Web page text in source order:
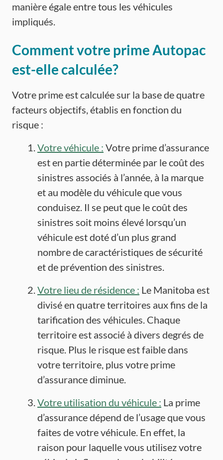
manière égale entre tous les véhicules
impliqués.
Comment votre prime Autopac
est-elle calculée?
Votre prime est calculée sur la base de quatre
facteurs objectifs, établis en fonction du
risque :
Votre véhicule : Votre prime d’assurance
est en partie déterminée par le coût des
sinistres associés à l’année, à la marque
et au modèle du véhicule que vous
conduisez. Il se peut que le coût des
sinistres soit moins élevé lorsqu’un
véhicule est doté d’un plus grand
nombre de caractéristiques de sécurité
et de prévention des sinistres.
Votre lieu de résidence : Le Manitoba est
divisé en quatre territoires aux fins de la
tarification des véhicules. Chaque
territoire est associé à divers degrés de
risque. Plus le risque est faible dans
votre territoire, plus votre prime
d’assurance diminue.
Votre utilisation du véhicule : La prime
d’assurance dépend de l’usage que vous
faites de votre véhicule. En effet, la
raison pour laquelle vous utilisez votre